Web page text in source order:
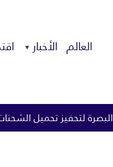
العالم الأخبار
هرمز الزيدي يوجه